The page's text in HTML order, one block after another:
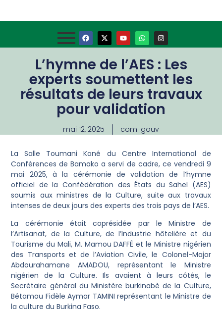
L’hymne de l’AES : Les
experts soumettent les
résultats de leurs travaux
pour validation
mai 12, 2025 com-gouv
La Salle Toumani Koné du Centre International de
Conférences de Bamako a servi de cadre, ce vendredi 9
mai 2025, à la cérémonie de validation de l’hymne
officiel de la Confédération des États du Sahel (AES)
soumis aux ministres de la Culture, suite aux travaux
intenses de deux jours des experts des trois pays de l’AES.
La cérémonie était coprésidée par le Ministre de
l’Artisanat, de la Culture, de l’Industrie hôtelière et du
Tourisme du Mali, M. Mamou DAFFÉ et le Ministre nigérien
des Transports et de l’Aviation Civile, le Colonel-Major
Abdourahamane AMADOU, représentant le Ministre
nigérien de la Culture. Ils avaient à leurs côtés, le
Secrétaire général du Ministère burkinabè de la Culture,
Bétamou Fidèle Aymar TAMINI représentant le Ministre de
la culture du Burkina Faso.